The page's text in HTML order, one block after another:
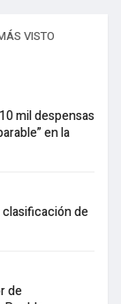
VISTO
mil despensas
en la
de
de